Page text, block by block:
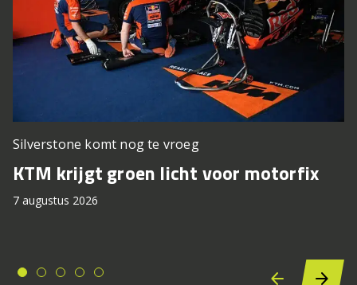
Silverstone komt nog te vroeg
KTM krijgt groen licht voor motorfix
7 augustus 2026